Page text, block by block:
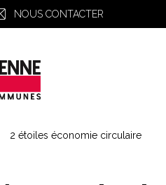
NOUS CONTACTER
2 étoiles économie circulaire